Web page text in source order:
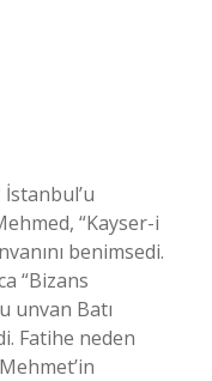
“Kayser-i
benimsedi.
“Bizans
unvan Batı
Fatihe neden